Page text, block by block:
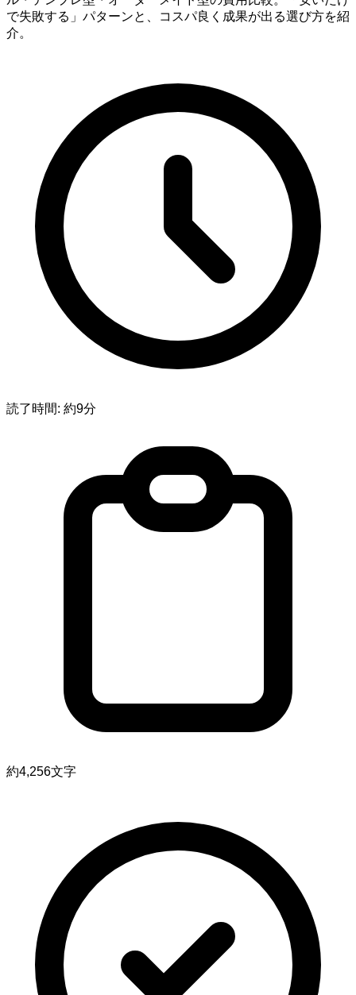
で失敗する」パターンと、コスパ良く成果が出る選び方を紹
介。
読了時間: 約9分
約4,256文字